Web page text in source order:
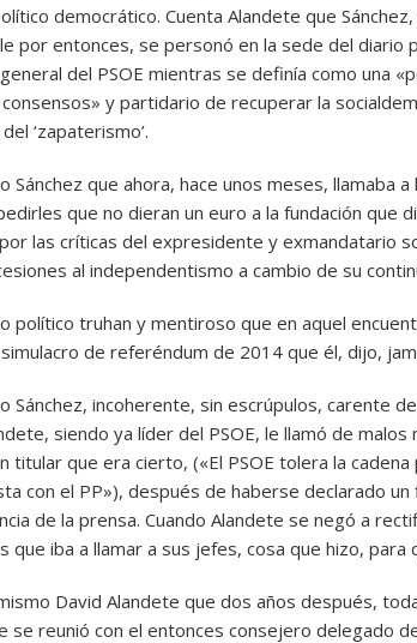
democrático. Cuenta Alandete que
por entonces, se personó en la sede del diario
del PSOE mientras se definía como una
y partidario de recuperar la
‘zapaterismo’.
Sánchez que ahora, hace unos meses, llamaba
que no dieran un euro a la fundación que
las críticas del expresidente y exmandatario
al independentismo a cambio de su
político truhan y mentiroso que en aquel
de referéndum de 2014 que él, dijo,
Sánchez, incoherente, sin escrúpulos, carente
siendo ya líder del PSOE, le llamó de
titular que era cierto, («El PSOE tolera la
con el PP»), después de haberse declarado
de la prensa. Cuando Alandete se negó a
que iba a llamar a sus jefes, cosa que hizo, para
David Alandete que dos años después,
se reunió con el entonces consejero delegado